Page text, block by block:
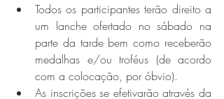
Todos os participantes terão direito a
um lanche ofertado no sábado na
parte da tarde bem como receberão
medalhas e/ou troféus (de acordo
com a colocação, por óbvio).
As inscrições se efetivarão através da